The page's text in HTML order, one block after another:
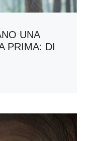
UNA
PRIMA: DI